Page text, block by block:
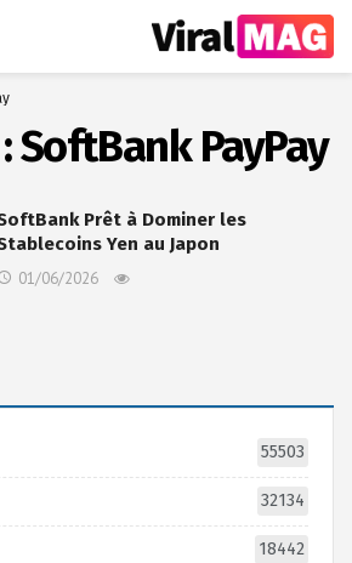
SoftBank PayPay
Prêt à Dominer les
Yen au Japon
01/06/2026
55503
32134
18442